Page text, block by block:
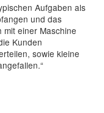
Aufgaben als
und das
einer Maschine
Kunden
sowie kleine